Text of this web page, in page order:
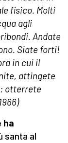
fisico. Molti
agli
Andate
Siate forti!
in cui il
attingete
otterrete
ha
santa al